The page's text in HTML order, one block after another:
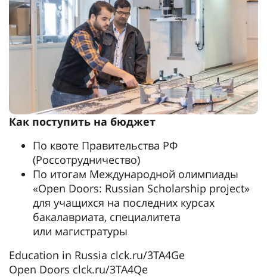
Как поступить на бюджет
По квоте Правительства РФ
(Россотрудничество)
По итогам Международной олимпиады
«Open Doors: Russian Scholarship project»
для учащихся на последних курсах
бакалавриата, специалитета
или магистратуры
Education in Russia clck.ru/3TA4Ge
Open Doors clck.ru/3TA4Qe